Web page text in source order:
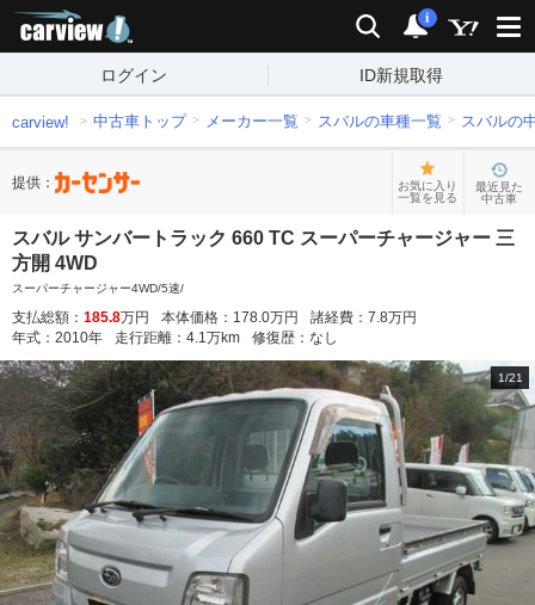
検索 通知
i
ログイン ID新規取得
carview! 中古車トップ メーカー一覧 スバルの車種一覧 スバルの
提供：
お気に入り
一覧を見る
最近見た
中古車
スバル サンバートラック 660 TC スーパーチャージャー 三
方開 4WD
スーパーチャージャー4WD/5速/
支払総額： 185.8万円 本体価格： 178.0万円 諸経費： 7.8万円
年式： 2010年 走行距離： 4.1万km 修復歴： なし
1/21